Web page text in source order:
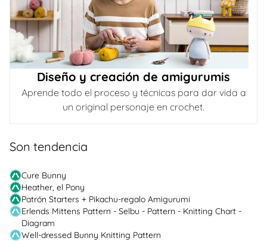
Diseño y creación de amigurumis
Aprende todo el proceso y técnicas para dar vida a
un original personaje en crochet.
Son tendencia
Cure Bunny
Heather, el Pony
Patrón Starters + Pikachu-regalo Amigurumi
Erlends Mittens Pattern - Selbu - Pattern - Knitting Chart -
Diagram
Well-dressed Bunny Knitting Pattern